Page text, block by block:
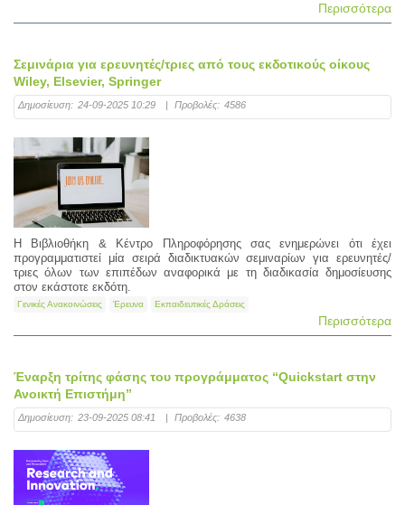
Περισσότερα
Σεμινάρια για ερευνητές/τριες από τους εκδοτικούς οίκους
Wiley, Elsevier, Springer
Δημοσίευση: 24-09-2025 10:29 Προβολές: 4586
Η Βιβλιοθήκη & Κέντρο Πληροφόρησης σας ενημερώνει ότι έχει
προγραμματιστεί μία σειρά διαδικτυακών σεμιναρίων για ερευνητές/
τριες όλων των επιπέδων αναφορικά με τη διαδικασία δημοσίευσης
στον εκάστοτε εκδότη.
Γενικές Ανακοινώσεις Έρευνα Εκπαιδευτικές Δράσεις
Περισσότερα
Έναρξη τρίτης φάσης του προγράμματος “Quickstart στην
Ανοικτή Επιστήμη”
Δημοσίευση: 23-09-2025 08:41 Προβολές: 4638